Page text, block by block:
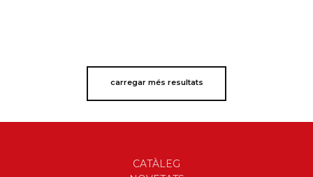
carregar més resultats
CATÀLEG